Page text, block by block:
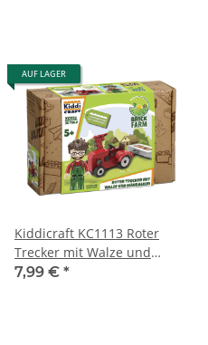
AUF LAGER
Kiddicraft KC1113 Roter
Trecker mit Walze und
Mähbalken
7,99 € *